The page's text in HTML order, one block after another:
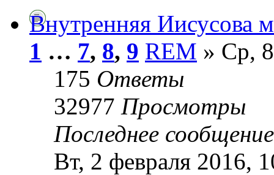
Внутренняя Иисусова
1 … 7, 8, 9 REM » Ср,
175 Ответы
32977 Просмотры
Последнее
Вт, 2 февраля 2016,